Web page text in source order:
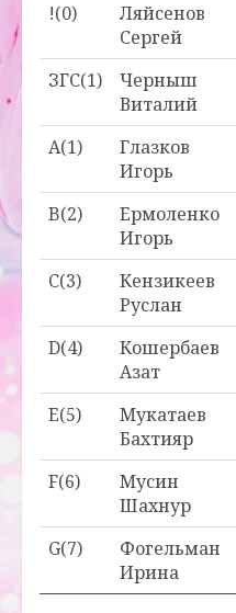
!(0)
Ляйсенов
Сергей
ЗГС(1)
Черныш
Виталий
A(1)
Глазков
Игорь
B(2)
Ермоленко
Игорь
C(3)
Кензикеев
Руслан
D(4)
Кошербаев
Азат
E(5)
Мукатаев
Бахтияр
F(6)
Мусин
Шахнур
G(7)
Фогельман
Ирина